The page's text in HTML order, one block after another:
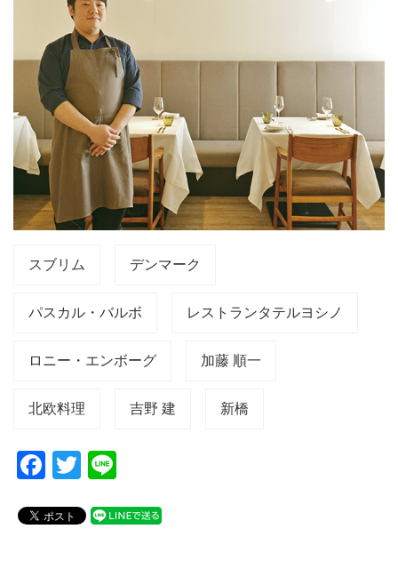
スブリム デンマーク
パスカル・バルボ レストランタテルヨシノ
ロニー・エンボーグ 加藤 順一
北欧料理 吉野 建 新橋
F
c
T
tt
e